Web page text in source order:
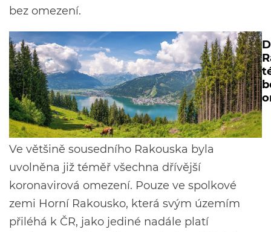
bez omezení.
Ve většině sousedního Rakouska byla
uvolněna již téměř všechna dřívější
koronavirová omezení. Pouze ve spolkové
zemi Horní Rakousko, která svým územím
přiléhá k ČR, jako jediné nadále platí